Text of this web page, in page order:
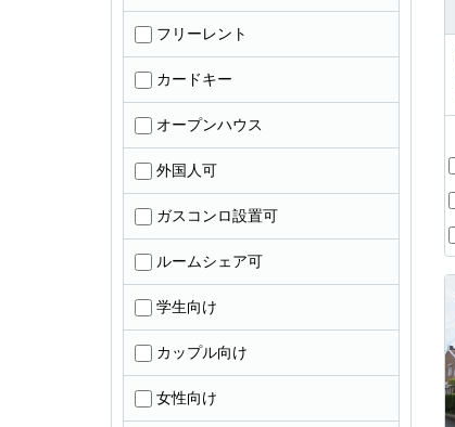
フリーレント
カードキー
オープンハウス
外国人可
ガスコンロ設置可
ルームシェア可
学生向け
カップル向け
女性向け